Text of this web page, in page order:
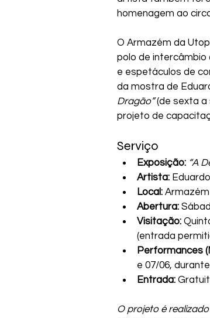
homenagem ao
O Armazém da
polo de
e espetáculos de
da mostra de
Dragão” (de sexta a
projeto de
Serviço
Exposição: “A
Artista:
Local:
Abertura:
Visitação:
(entrada
Performances
e 07/06,
Entrada:
O projeto é